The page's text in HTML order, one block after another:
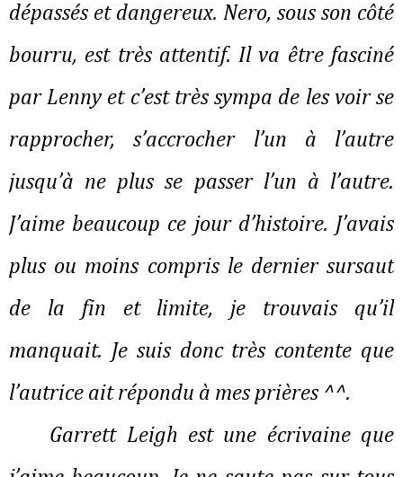
dépassés et dangereux. Nero, sous son côté
bourru, est très attentif. Il va être fasciné
par Lenny et c’est très sympa de les voir se
rapprocher, s’accrocher l’un à l’autre
jusqu’à ne plus se passer l’un à l’autre.
J’aime beaucoup ce jour d’histoire. J’avais
plus ou moins compris le dernier sursaut
de la fin et limite, je trouvais qu’il
manquait. Je suis donc très contente que
l’autrice ait répondu à mes prières ^^.
Garrett Leigh est une écrivaine que